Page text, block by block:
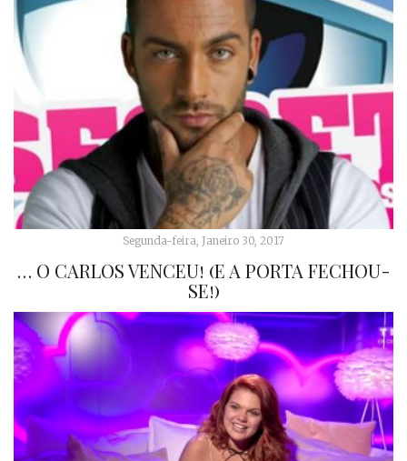
Segunda-feira, Janeiro 30, 2017
… O CARLOS VENCEU! (E A PORTA FECHOU-
SE!)